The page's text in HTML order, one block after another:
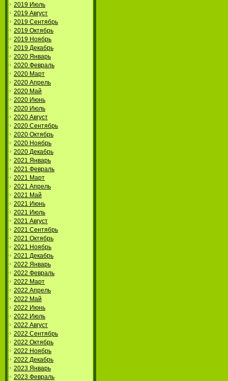
2019 Июль
2019 Август
2019 Сентябрь
2019 Октябрь
2019 Ноябрь
2019 Декабрь
2020 Январь
2020 Февраль
2020 Март
2020 Апрель
2020 Май
2020 Июнь
2020 Июль
2020 Август
2020 Сентябрь
2020 Октябрь
2020 Ноябрь
2020 Декабрь
2021 Январь
2021 Февраль
2021 Март
2021 Апрель
2021 Май
2021 Июнь
2021 Июль
2021 Август
2021 Сентябрь
2021 Октябрь
2021 Ноябрь
2021 Декабрь
2022 Январь
2022 Февраль
2022 Март
2022 Апрель
2022 Май
2022 Июнь
2022 Июль
2022 Август
2022 Сентябрь
2022 Октябрь
2022 Ноябрь
2022 Декабрь
2023 Январь
2023 Февраль